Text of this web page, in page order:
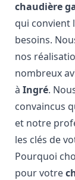
chaudière
qui convient
besoins.
nos
nombreux
àIngré.
convaincus
et notre
les clés de
Pourquoi
pour votre